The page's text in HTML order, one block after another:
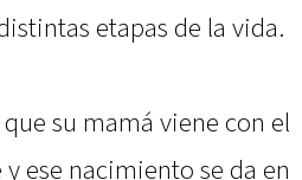
etapas de la vida.
su mamá viene con el
ese nacimiento se da en